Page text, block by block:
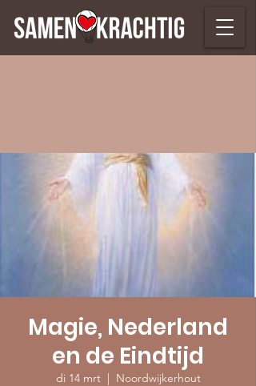
Magie, Nederland
en de Eindtijd
di 14 mrt
  |
Noordwijkerhout